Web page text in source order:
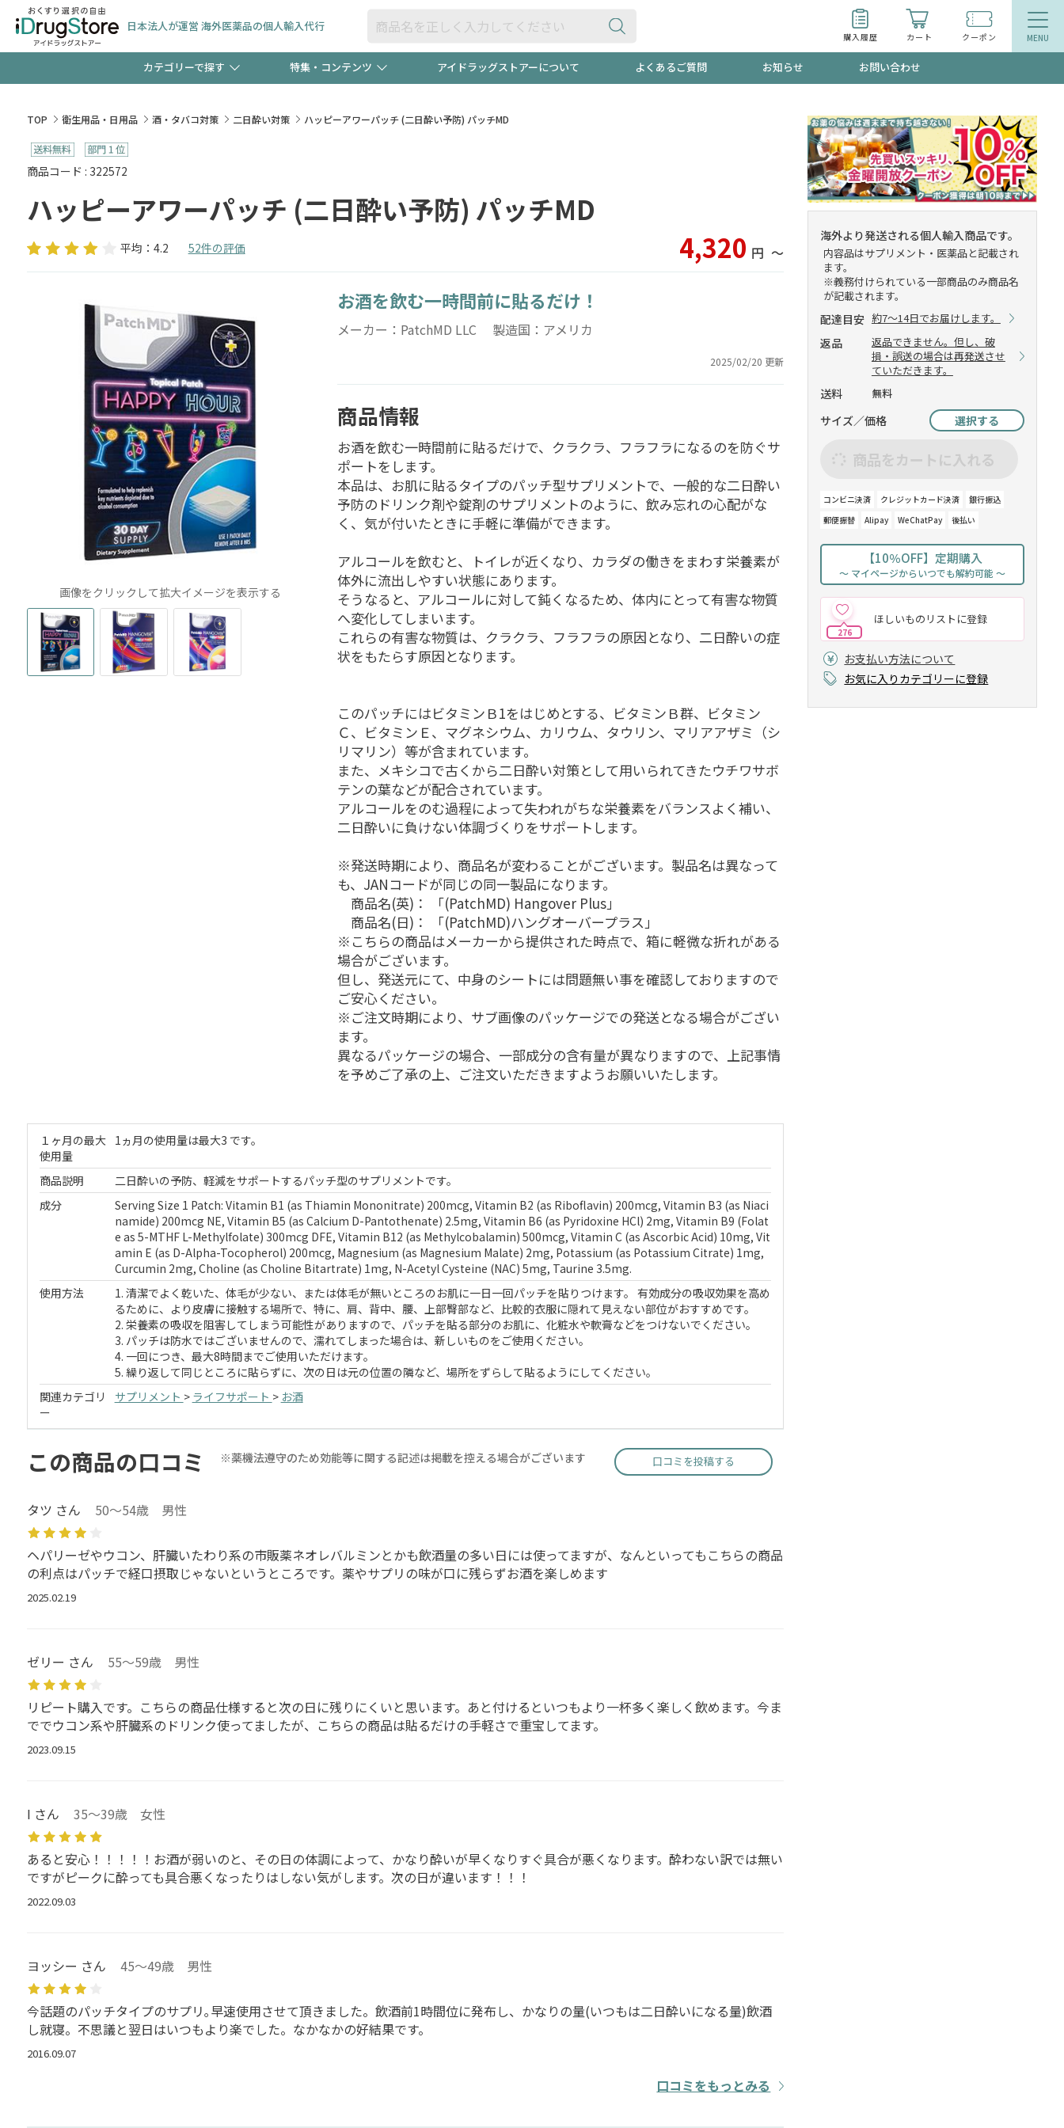
日本法人が運営 海外医薬品の個人輸入代行
購入履歴 カート クーポン
カテゴリーで探す
食品
検査キット ペット用品 オトナ向け
特集・コンテンツ
【早割】お得なクーポン"3種類"出現中！今月のスト
極冷メントールで、夏の頭皮ストレスを完全リセッ
新規登録で！今すぐ使えるクーポンプレゼント中！！ 当店スタッフが贈る音声プログラム
友だち大募集！限定クーポンも不定期配信 今売れているものが一目でわかるランキング
アイドラッグストアーについて よくあるご質問 お知らせ お問い合わせ
TOP 衛生用品・日用品 酒・タバコ対策 二日酔い対策 ハッピーアワーパッチ (二日酔い予防) パッチMD
商品コード : 322572
ハッピーアワーパッチ (二日酔い予防) パッチMD
平均：4.2 52件の評価 4,320 円 〜
画像をクリックして拡大イメージを表示する
お酒を飲む一時間前に貼るだけ！
メーカー：PatchMD LLC 製造国：アメリカ
2025/02/20 更新
商品情報
お酒を飲む一時間前に貼るだけで、クラクラ、フラフラになるのを防ぐサ
ポートをします。
本品は、お肌に貼るタイプのパッチ型サプリメントで、一般的な二日酔い
予防のドリンク剤や錠剤のサプリメントのように、飲み忘れの心配がな
く、気が付いたときに手軽に準備ができます。
アルコールを飲むと、トイレが近くなり、カラダの働きをまわす栄養素が
体外に流出しやすい状態にあります。
そうなると、アルコールに対して鈍くなるため、体内にとって有害な物質
へ変化してしまいます。
これらの有害な物質は、クラクラ、フラフラの原因となり、二日酔いの症
状をもたらす原因となります。
このパッチにはビタミンＢ1をはじめとする、ビタミンＢ群、ビタミン
Ｃ、ビタミンＥ、マグネシウム、カリウム、タウリン、マリアアザミ（シ
リマリン）等が含まれています。
また、メキシコで古くから二日酔い対策として用いられてきたウチワサボ
テンの葉などが配合されています。
アルコールをのむ過程によって失われがちな栄養素をバランスよく補い、
二日酔いに負けない体調づくりをサポートします。
※発送時期により、商品名が変わることがございます。製品名は異なって
も、JANコードが同じの同一製品になります。
商品名(英)： 「(PatchMD) Hangover Plus」
商品名(日)： 「(PatchMD)ハングオーバープラス」
※こちらの商品はメーカーから提供された時点で、箱に軽微な折れがある
場合がございます。
但し、発送元にて、中身のシートには問題無い事を確認しておりますので
ご安心ください。
※ご注文時期により、サブ画像のパッケージでの発送となる場合がござい
ます。
異なるパッケージの場合、一部成分の含有量が異なりますので、上記事情
を予めご了承の上、ご注文いただきますようお願いいたします。
海外より発送される個人輸入商品です。
内容品はサプリメント・医薬品と記載され
ます。
※義務付けられている一部商品のみ商品名
が記載されます。
配達目安 約7～14日でお届けします。
返品
返品できません。但し、破
損・誤送の場合は再発送させ
ていただきます。
送料 無料
サイズ／価格 選択する
商品をカートに入れる
コンビニ決済 クレジットカード決済
銀行振込
郵便振替
Alipay WeChatPay 後払い
【10％OFF】定期購入
～ マイページからいつでも解約可能 ～
ほしいものリストに登録
276
お支払い方法について
お気に入りカテゴリーに登録
１ヶ月の最大
使用量
1ヵ月の使用量は最大3 です。
商品説明
二日酔いの予防、軽減をサポートするパッチ型のサプリメントです。
成分
Serving Size 1 Patch: Vitamin B1 (as Thiamin Mononitrate) 200mcg, Vitamin B2 (as Riboflavin) 200mcg, Vitamin B3 (as Niaci
namide) 200mcg NE, Vitamin B5 (as Calcium D-Pantothenate) 2.5mg, Vitamin B6 (as Pyridoxine HCl) 2mg, Vitamin B9 (Folat
e as 5-MTHF L-Methylfolate) 300mcg DFE, Vitamin B12 (as Methylcobalamin) 500mcg, Vitamin C (as Ascorbic Acid) 10mg, Vit
amin E (as D-Alpha-Tocopherol) 200mcg, Magnesium (as Magnesium Malate) 2mg, Potassium (as Potassium Citrate) 1mg,
Curcumin 2mg, Choline (as Choline Bitartrate) 1mg, N-Acetyl Cysteine (NAC) 5mg, Taurine 3.5mg.
使用方法
1. 清潔でよく乾いた、体毛が少ない、または体毛が無いところのお肌に一日一回パッチを貼りつけます。 有効成分の吸収効果を高め
るために、より皮膚に接触する場所で、特に、肩、背中、腰、上部臀部など、比較的衣服に隠れて見えない部位がおすすめです。
2. 栄養素の吸収を阻害してしまう可能性がありますので、パッチを貼る部分のお肌に、化粧水や軟膏などをつけないでください。
3. パッチは防水ではございませんので、濡れてしまった場合は、新しいものをご使用ください。
4. 一回につき、最大8時間までご使用いただけます。
5. 繰り返して同じところに貼らずに、次の日は元の位置の隣など、場所をずらして貼るようにしてください。
関連カテゴリ
ー
サプリメント > ライフサポート > お酒
この商品の口コミ ※薬機法遵守のため効能等に関する記述は掲載を控える場合がございます 口コミを投稿する
タツ さん 50～54歳 男性
ヘパリーゼやウコン、肝臓いたわり系の市販薬ネオレバルミンとかも飲酒量の多い日には使ってますが、なんといってもこちらの商品
の利点はパッチで経口摂取じゃないというところです。薬やサプリの味が口に残らずお酒を楽しめます
2025.02.19
ゼリー さん 55～59歳 男性
リピート購入です。こちらの商品仕様すると次の日に残りにくいと思います。あと付けるといつもより一杯多く楽しく飲めます。今ま
ででウコン系や肝臓系のドリンク使ってましたが、こちらの商品は貼るだけの手軽さで重宝してます。
2023.09.15
I さん 35～39歳 女性
あると安心！！！！！お酒が弱いのと、その日の体調によって、かなり酔いが早くなりすぐ具合が悪くなります。酔わない訳では無い
ですがピークに酔っても具合悪くなったりはしない気がします。次の日が違います！！！
2022.09.03
ヨッシー さん 45～49歳 男性
今話題のパッチタイプのサプリ｡早速使用させて頂きました。飲酒前1時間位に発布し、かなりの量(いつもは二日酔いになる量)飲酒
し就寝。不思議と翌日はいつもより楽でした。なかなかの好結果です。
2016.09.07
口コミをもっとみる